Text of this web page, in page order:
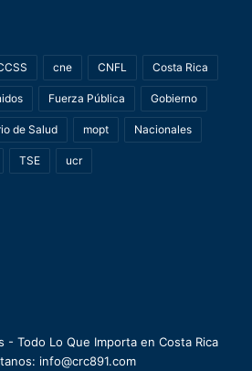
cne CNFL Costa Rica
Fuerza Pública Gobierno
de Salud mopt Nacionales
TSE ucr
- Todo Lo Que Importa en Costa Rica
info@crc891.com